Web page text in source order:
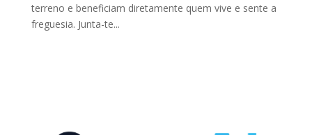
terreno e beneficiam diretamente quem vive e sente a
freguesia. Junta-te...